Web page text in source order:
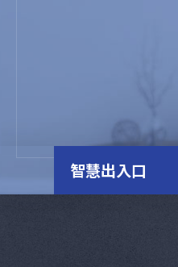
智慧出入口